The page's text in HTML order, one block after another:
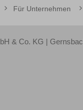
Für Unternehmen
& Co. KG |